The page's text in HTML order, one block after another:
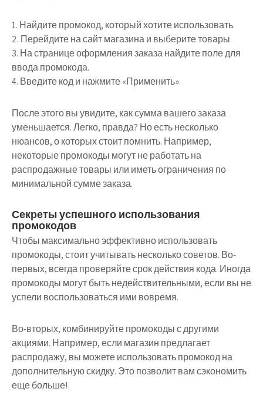
1. Найдите промокод, который хотите использовать.
2. Перейдите на сайт магазина и выберите товары.
3. На странице оформления заказа найдите поле для
ввода промокода.
4. Введите код и нажмите «Применить».
После этого вы увидите, как сумма вашего заказа
уменьшается. Легко, правда? Но есть несколько
нюансов, о которых стоит помнить. Например,
некоторые промокоды могут не работать на
распродажные товары или иметь ограничения по
минимальной сумме заказа.
Секреты успешного использования
промокодов
Чтобы максимально эффективно использовать
промокоды, стоит учитывать несколько советов. Во-
первых, всегда проверяйте срок действия кода. Иногда
промокоды могут быть недействительными, если вы не
успели воспользоваться ими вовремя.
Во-вторых, комбинируйте промокоды с другими
акциями. Например, если магазин предлагает
распродажу, вы можете использовать промокод на
дополнительную скидку. Это позволит вам сэкономить
еще больше!